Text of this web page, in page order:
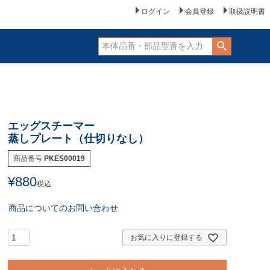
ログイン 会員登録 取扱説明書
エッグスチーマー
蒸しプレート（仕切りなし）
商品番号 PKES00019
¥880税込
商品についてのお問い合わせ
お気に入りに登録する